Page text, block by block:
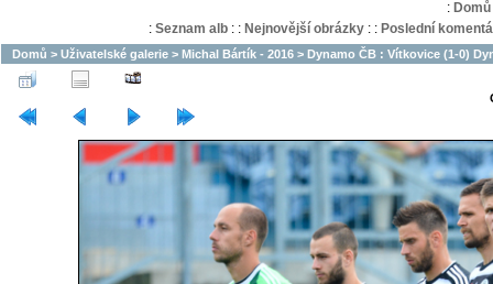
: Domů
: Seznam alb: : Nejnovější obrázky: : Poslední
Domů > Uživatelské galerie > Michal Bártík - 2016 > Dynamo ČB : Vítkovice (1-0)